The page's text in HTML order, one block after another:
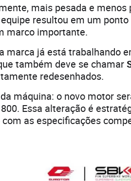
mais pesada e menos
resultou em um ponto
marco importante.
marca já está trabalhando
também deve se chamar
redesenhados.
máquina: o novo motor
Essa alteração é
as especificações